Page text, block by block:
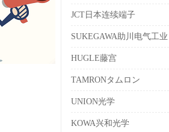
JCT日本连续端子
SUKEGAWA助川电气工业
HUGLE藤宫
TAMRONタムロン
UNION光学
KOWA兴和光学